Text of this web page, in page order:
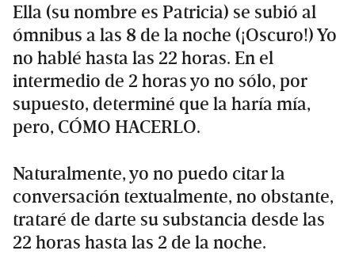
Ella (su nombre es Patricia) se subió al
ómnibus a las 8 de la noche (¡Oscuro!) Yo
no hablé hasta las 22 horas. En el
intermedio de 2 horas yo no sólo, por
supuesto, determiné que la haría mía,
pero, CÓMO HACERLO.
Naturalmente, yo no puedo citar la
conversación textualmente, no obstante,
trataré de darte su substancia desde las
22 horas hasta las 2 de la noche.